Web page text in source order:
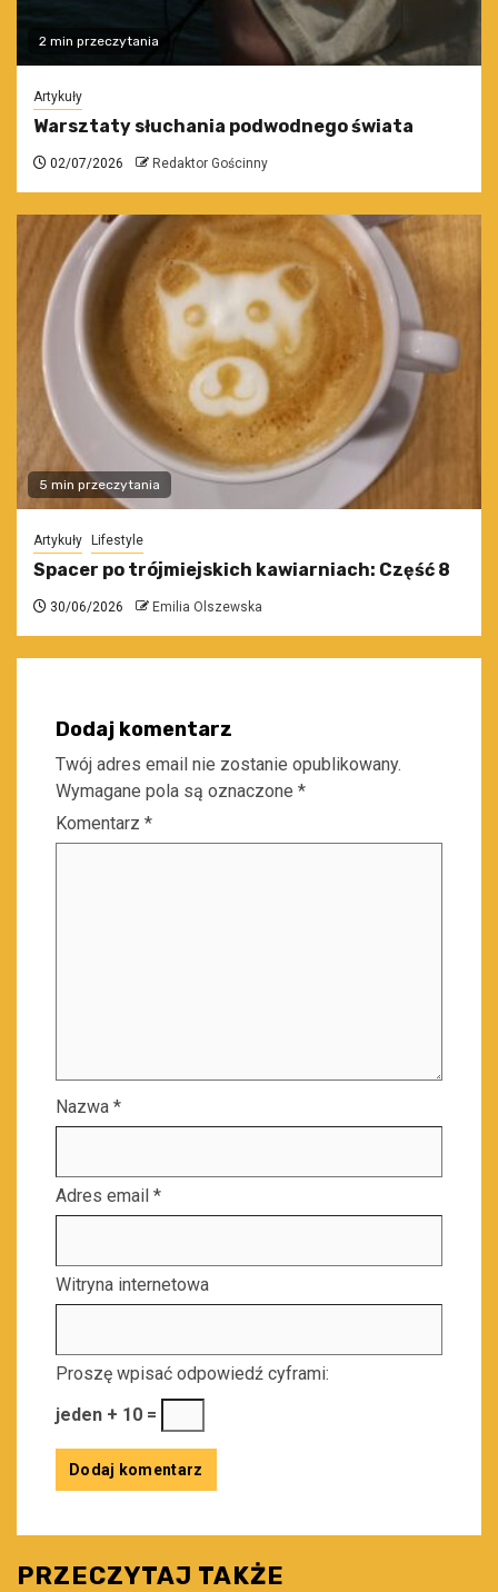
2 min przeczytania
Artykuły
Warsztaty słuchania podwodnego świata
02/07/2026 Redaktor Gościnny
5 min przeczytania
Artykuły Lifestyle
Spacer po trójmiejskich kawiarniach: Część 8
30/06/2026 Emilia Olszewska
Dodaj komentarz
Twój adres email nie zostanie opublikowany.
Wymagane pola są oznaczone *
Komentarz *
Nazwa *
Adres email *
Witryna internetowa
Proszę wpisać odpowiedź cyframi:
jeden + 10 =
PRZECZYTAJ TAKŻE